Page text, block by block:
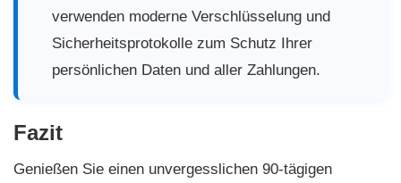
verwenden moderne Verschlüsselung und
Sicherheitsprotokolle zum Schutz Ihrer
persönlichen Daten und aller Zahlungen.
Fazit
Genießen Sie einen unvergesslichen 90-tägigen